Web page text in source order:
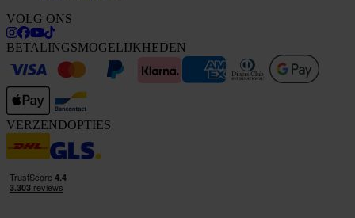
VOLG ONS
BETALINGSMOGELIJKHEDEN
VERZENDOPTIES